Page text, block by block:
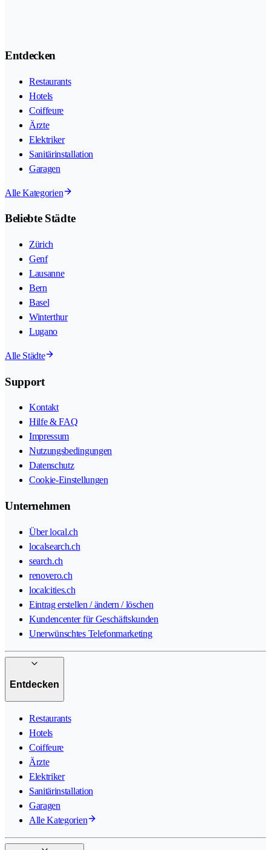
Entdecken
Restaurants
Hotels
Coiffeure
Ärzte
Elektriker
Sanitärinstallation
Garagen
Alle Kategorien
Beliebte Städte
Zürich
Genf
Lausanne
Bern
Basel
Winterthur
Lugano
Alle Städte
Support
Kontakt
Hilfe & FAQ
Impressum
Nutzungsbedingungen
Datenschutz
Cookie-Einstellungen
Unternehmen
Über local.ch
localsearch.ch
search.ch
renovero.ch
localcities.ch
Eintrag erstellen / ändern / löschen
Kundencenter für Geschäftskunden
Unerwünschtes Telefonmarketing
Entdecken
Restaurants
Hotels
Coiffeure
Ärzte
Elektriker
Sanitärinstallation
Garagen
Alle Kategorien